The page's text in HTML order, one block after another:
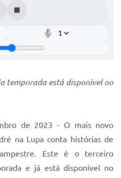
temporada está disponível no
de 2023 - O mais novo
na Lupa conta histórias de
Este é o terceiro
e já está disponível no